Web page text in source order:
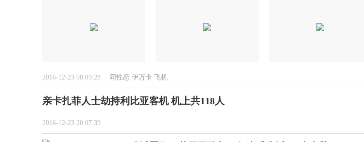
2016-12-23 08:03:28 同性恋 伊万卡 飞机
亲卡扎菲人士劫持利比亚客机 机上共118人
2016-12-23 20:07:39